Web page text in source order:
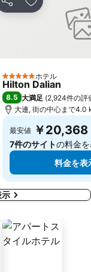
シェア お気に入りに
5 ホテルのランク
ホテル
Hilton Dalian
8.5 大満足 (2,924件の評
大連, 街の中心まで4.0
最安値 ￥20,368
7件のサイトの料金
料金を表
示